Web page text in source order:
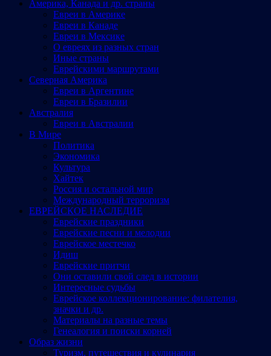
Америка, Канада и др. страны
Евреи в Америке
Евреи в Канаде
Евреи в Мексике
О евреях из разных стран
Иные страны
Еврейскими маршрутами
Северная Америка
Евреи в Аргентине
Евреи в Бразилии
Австралия
Евреи в Австралии
В Мире
Политика
Экономика
Культура
Хайтек
Россия и остальной мир
Международный терроризм
ЕВРЕЙСКОЕ НАСЛЕДИЕ
Еврейские праздники
Еврейские песни и мелодии
Еврейское местечко
Идиш
Еврейские притчи
Они оставили свой след в истории
Интересные судьбы
Еврейское коллекционирование: филателия,
значки и др.
Материалы на разные темы
Генеалогия и поиски корней
Образ жизни
Туризм, путешествия и кулинария